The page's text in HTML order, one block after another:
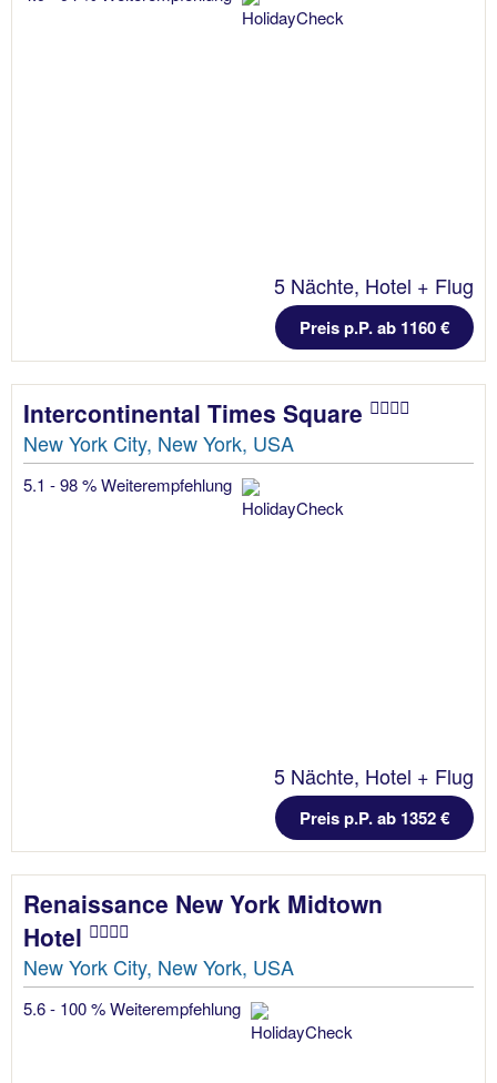
5 Nächte, Hotel + Flug
Preis p.P. ab 1160 €
Intercontinental Times Square
New York City, New York, USA
5.1 - 98 % Weiterempfehlung
5 Nächte, Hotel + Flug
Preis p.P. ab 1352 €
Renaissance New York Midtown
Hotel
New York City, New York, USA
5.6 - 100 % Weiterempfehlung